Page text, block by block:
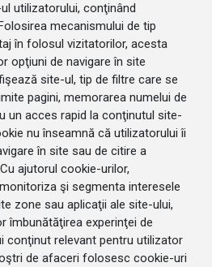
utilizatorului, conţinând
mecanismului de tip
în folosul vizitatorilor, acesta
opţiuni de navigare în site
site-ul, tip de filtre care se
pagini, memorarea numelui de
un acces rapid la conţinutul site-
nu înseamnă că utilizatorului îi
în site sau de citire a
ajutorul cookie-urilor,
şi segmenta interesele
zone sau aplicaţii ale site-ului,
îmbunătăţirea experinţei de
conţinut relevant pentru utilizator
de afaceri folosesc cookie-uri